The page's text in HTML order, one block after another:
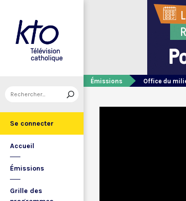
Se connecter
Accueil
Émissions
Grille des
Émissions Office du